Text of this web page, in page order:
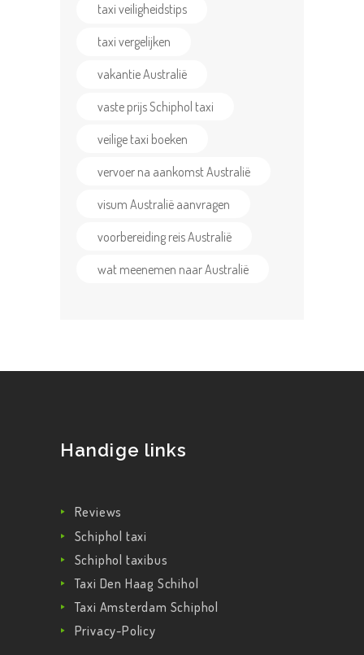
taxi veiligheidstips
taxi vergelijken
vakantie Australië
vaste prijs Schiphol taxi
veilige taxi boeken
vervoer na aankomst Australië
visum Australië aanvragen
voorbereiding reis Australië
wat meenemen naar Australië
Handige links
Reviews
Schiphol taxi
Schiphol taxibus
Taxi Den Haag Schihol
Taxi Amsterdam Schiphol
Privacy-Policy